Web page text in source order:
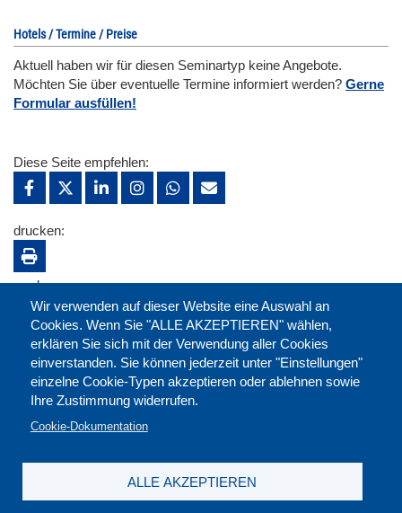
Hotels / Termine / Preise
Aktuell haben wir für diesen Seminartyp keine Angebote.
Möchten Sie über eventuelle Termine informiert werden? Gerne
Formular ausfüllen!
Wir verwenden auf dieser Website eine Auswahl an
Cookies. Wenn Sie "ALLE AKZEPTIEREN" wählen,
erklären Sie sich mit der Verwendung aller Cookies
einverstanden. Sie können jederzeit unter "Einstellungen"
einzelne Cookie-Typen akzeptieren oder ablehnen sowie
Ihre Zustimmung widerrufen.
Cookie-Dokumentation
ALLE AKZEPTIEREN
Diese Seite empfehlen:
drucken:
merken: